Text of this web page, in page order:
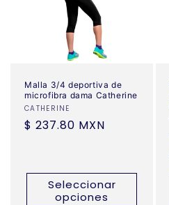
Malla 3/4 deportiva de
microfibra dama Catherine
Proveedor:
CATHERINE
Precio
$ 237.80 MXN
Seleccionar
opciones